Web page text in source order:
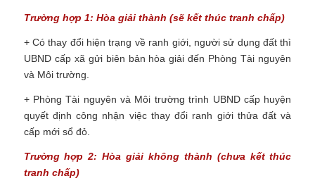
Trường hợp 1: Hòa giải thành (sẽ kết thúc tranh chấp)
+ Có thay đổi hiện trạng về ranh giới, người sử dụng đất thì
UBND cấp xã gửi biên bản hòa giải đến Phòng Tài nguyên
và Môi trường.
+ Phòng Tài nguyên và Môi trường trình UBND cấp huyện
quyết định công nhận việc thay đổi ranh giới thửa đất và
cấp mới sổ đỏ.
Trường hợp 2: Hòa giải không thành (chưa kết thúc
tranh chấp)